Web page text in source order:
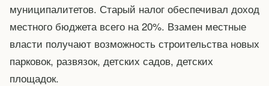
муниципалитетов. Старый налог обеспечивал доход
местного бюджета всего на 20%. Взамен местные
власти получают возможность строительства новых
парковок, развязок, детских садов, детских
площадок.